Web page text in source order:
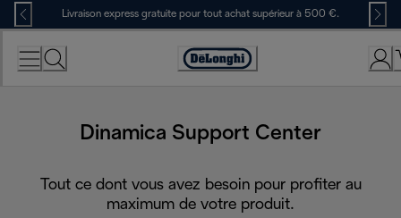
Skip
to
Content
Livraison express gratuite pour tout achat supérieur à 500 €.
Déclaration
Dinamica Support Center
Tout ce dont vous avez besoin pour profiter au
maximum de votre produit.